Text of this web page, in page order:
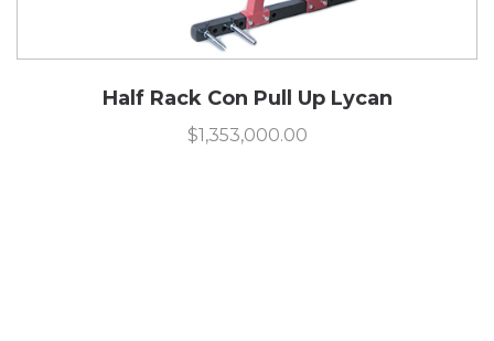
Half Rack Con Pull Up Lycan
$1,353,000.00